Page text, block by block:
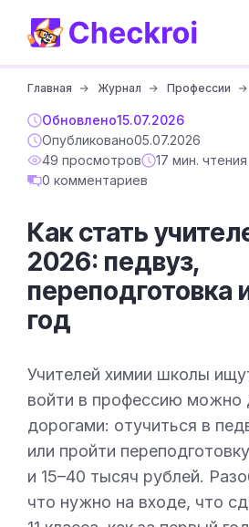
Главная Журнал Профессии
Обновлено15.07.2026
Опубликовано05.07.2026
49 просмотров
17 мин. чтения
0 комментариев
Как стать
2026: педвуз,
переподготовка
год
Учителей химии школы
войти в профессию можно
дорогами: отучиться в
или пройти
и 15–40 тысяч рублей.
что нужно на входе, что